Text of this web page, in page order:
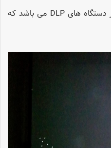
DMD CHIP تکنولوژی موجود در دستگاه های DLP می باشد که